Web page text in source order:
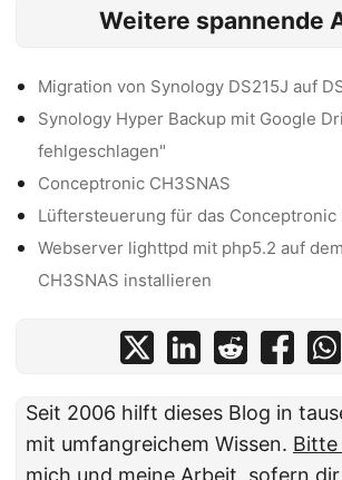
Weitere spannende
Migration von Synology DS215J auf
Synology Hyper Backup mit Google
fehlgeschlagen"
Conceptronic CH3SNAS
Lüftersteuerung für das Conceptronic
Webserver lighttpd mit php5.2 auf
CH3SNAS installieren
Seit 2006 hilft dieses Blog in
mit umfangreichem Wissen.
mich und meine Arbeit , sofern